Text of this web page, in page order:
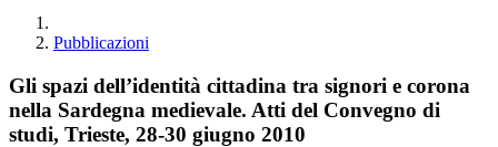
Pubblicazioni
Gli spazi dell’identità cittadina tra signori e corona
nella Sardegna medievale. Atti del Convegno di
studi, Trieste, 28-30 giugno 2010